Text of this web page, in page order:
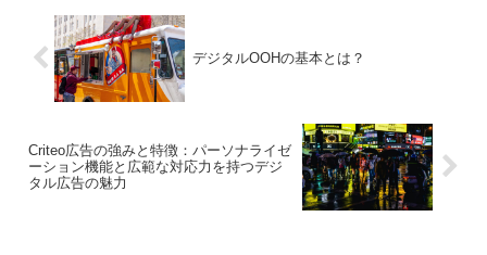
デジタルOOHの基本とは？
Criteo広告の強みと特徴：パーソナライゼ
ーション機能と広範な対応力を持つデジ
タル広告の魅力